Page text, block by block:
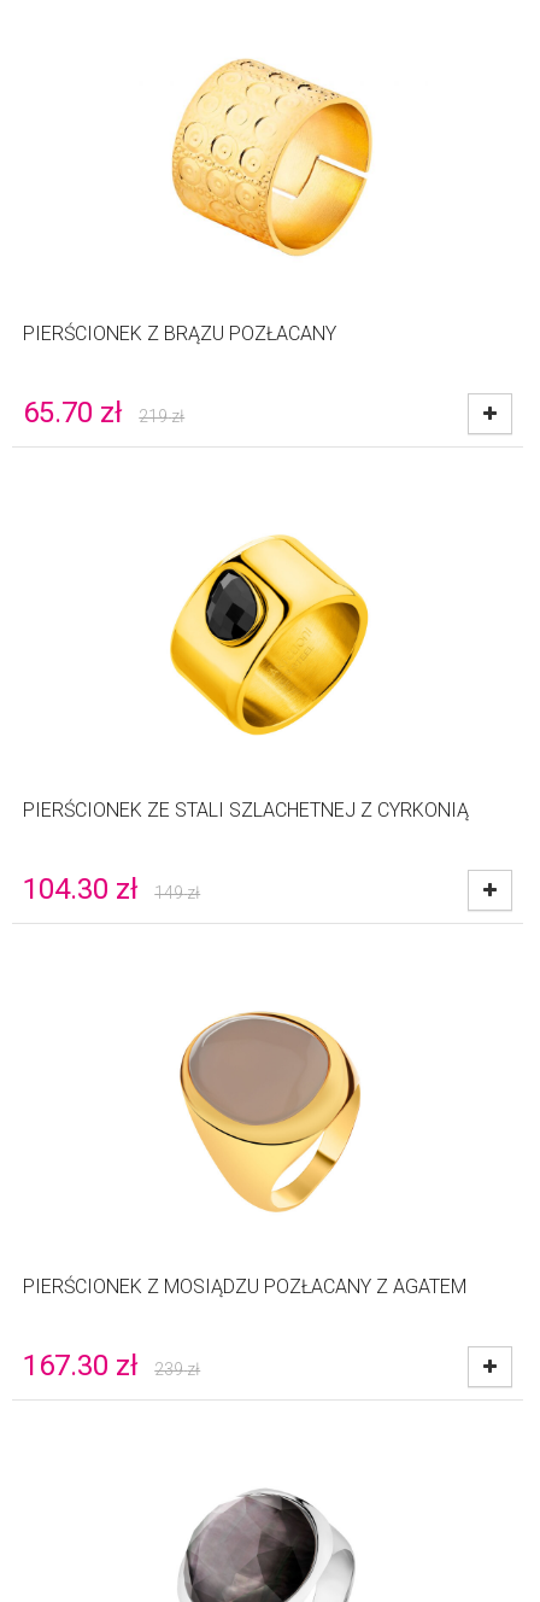
PIERŚCIONEK Z BRĄZU POZŁACANY
65.70 zł 219zł
PIERŚCIONEK ZE STALI SZLACHETNEJ Z CYRKONIĄ
104.30 zł 149zł
PIERŚCIONEK Z MOSIĄDZU POZŁACANY Z AGATEM
167.30 zł 239zł